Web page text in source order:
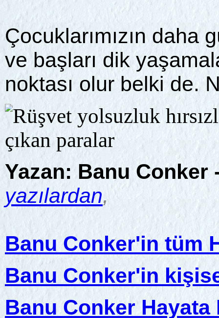
Çocuklarımızın daha
ve başları dik
noktası olur belki de.
Yazan: Banu Conker
yazılardan,
Banu Conker'in tüm
Banu Conker'in
Banu Conker Hayata